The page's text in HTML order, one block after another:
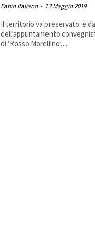
Fabio Italiano - 13 Maggio 2019
Il territorio va preservato: è
dell’appuntamento
di ‘Rosso Morellino’,...